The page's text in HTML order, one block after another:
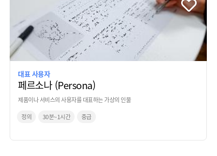
대표 사용자
페르소나 (Persona)
제품이나 서비스의 사용자를 대표하는 가상의 인물
정의 30분~1시간 중급